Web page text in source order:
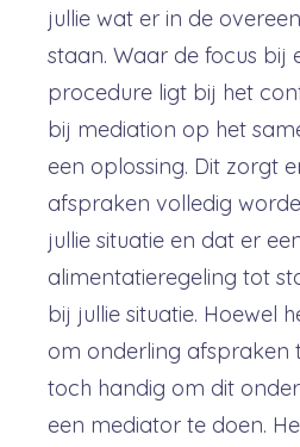
jullie wat er in de
staan. Waar de focus bij
procedure ligt bij het
bij mediation op het
een oplossing. Dit zorgt
afspraken volledig
jullie situatie en dat er
alimentatieregeling tot
bij jullie situatie. Hoewel
om onderling afspraken
toch handig om dit
een mediator te doen.